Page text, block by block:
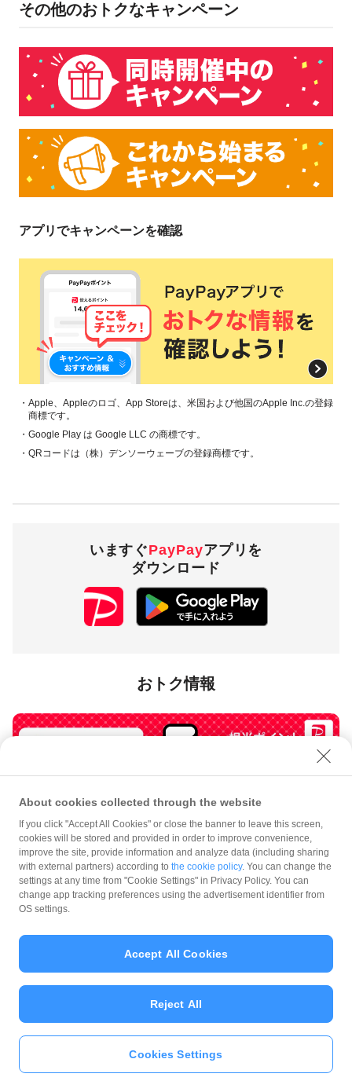
概要
キャンペーン期間中、対象店舗において、花王商品を期間
中3,000円（税込）以上購入され、支払いに「PayPay」を
ご利用いただいた方に対して、最大30％のPayPayポイン
トを後日付与。
払いも含む）
全てのPayPayユーザー
付与上限
対象店舗
PayPay決済が利用可能な店舗であり、本キャンペーンページ
に記載のある店舗です。（一部例外があります）
在庫・お取り扱いがない場合がございます。
は対象に含まれます。
花王対象ブランドの商品であれば、
花王株式会社 製品カタログ
い詰め替えサイズ等の商品も対象に含まれます。
対象商品のJANコードを確認する
花王株式会社 製品カタログ
お支払い後の画面に、本キャンペーンに伴うPayPayポイントの表示はされ
付与時期は変更になる可能性があります。付与時期を変更する場合は別途
お知らせいたします。
注意事項
キャンペーンの適用について
「概要」欄記載の対象の取引以外の取引には適用され
ません。
本キャンペーン、PayPay利用特典およびPayPay株式
ものが適用されます。PayPay株式会社が別途定めた場
合を除き、それらが重複適用されることはありませ
本キャンペーンが適用される場合に、PayPay株式会社
が同時開催する他の施策やキャンペーンの適用対象取
引であった場合には、それらも適用されますが、
PayPayポイントの付与率の合計は66.5％が上限です
その他のおトクなキャンペーン
アプリでキャンペーンを確認
・Apple、Appleのロゴ、App Storeは、米国および他国のApple Inc.の登録
商標です。
・Google Play は Google LLC の商標です。
・QRコードは（株）デンソーウェーブの登録商標です。
いますぐPayPayアプリを
ダウンロード
おトク情報
便利なスマホグッズは、PayPay公式ストア でご購入ください。
キャンペーン一覧へ戻る
PayPayアプリをダウンロ
ード＞＞
このページをシェア
キャンペーン
About cookies collected through the website
If you click "Accept All Cookies" or close the banner to leave this screen,
cookies will be stored and provided in order to improve convenience,
improve the site, provide information and analyze data (including sharing
with external partners) according to the cookie policy. You can change the
settings at any time from "Cookie Settings" in Privacy Policy. You can
change app tracking preferences using the advertisement identifier from
OS settings.
Cookies Settings
Reject All
Accept All Cookies